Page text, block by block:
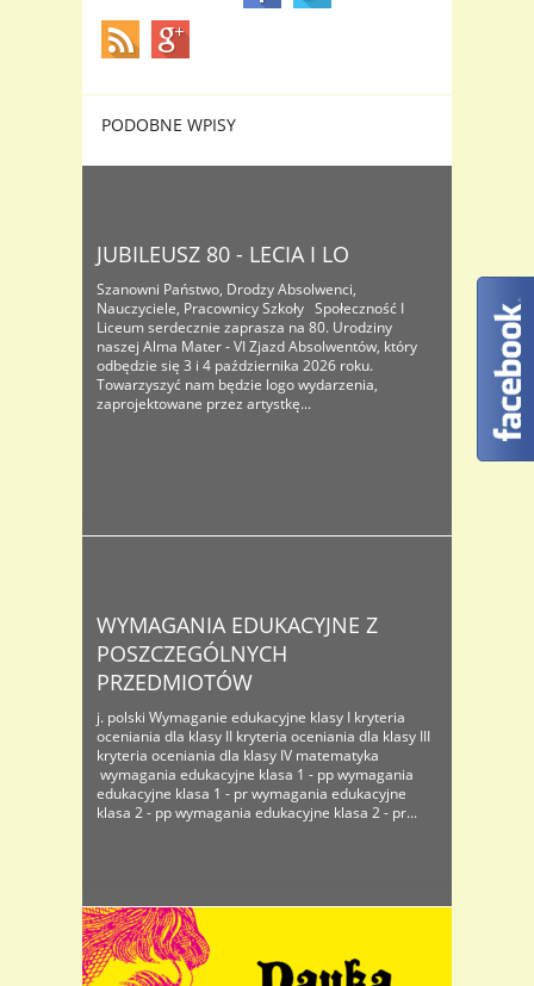
PODOBNE WPISY
JUBILEUSZ 80 - LECIA I LO
Szanowni Państwo, Drodzy Absolwenci,
Nauczyciele, Pracownicy Szkoły Społeczność I
Liceum serdecznie zaprasza na 80. Urodziny
naszej Alma Mater - VI Zjazd Absolwentów, który
odbędzie się 3 i 4 października 2026 roku.
Towarzyszyć nam będzie logo wydarzenia,
zaprojektowane przez artystkę...
WYMAGANIA EDUKACYJNE Z
POSZCZEGÓLNYCH
PRZEDMIOTÓW
j. polski Wymaganie edukacyjne klasy I kryteria
oceniania dla klasy II kryteria oceniania dla klasy III
kryteria oceniania dla klasy IV matematyka
wymagania edukacyjne klasa 1 - pp wymagania
edukacyjne klasa 1 - pr wymagania edukacyjne
klasa 2 - pp wymagania edukacyjne klasa 2 - pr...